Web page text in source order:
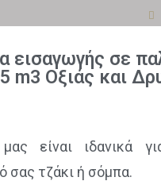
εισαγωγής σε
m3 Οξιάς και
είναι ιδανικά
σας τζάκι ή σόμπα.